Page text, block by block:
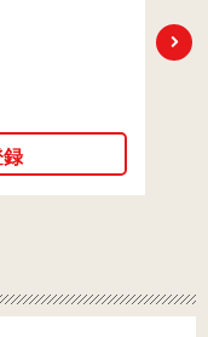
/ 週3日から
Next